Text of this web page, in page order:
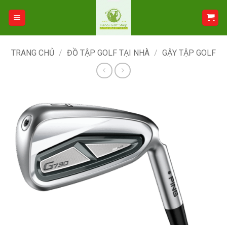
TRANG CHỦ / ĐỒ TẬP GOLF TẠI NHÀ / GẬY TẬP GOLF